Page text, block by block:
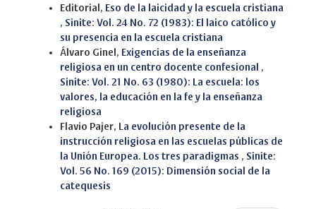
Editorial, Eso de la laicidad y la escuela cristiana
, Sinite: Vol. 24 No. 72 (1983): El laico católico y
su presencia en la escuela cristiana
Álvaro Ginel, Exigencias de la enseñanza
religiosa en un centro docente confesional ,
Sinite: Vol. 21 No. 63 (1980): La escuela: los
valores, la educación en la fe y la enseñanza
religiosa
Flavio Pajer, La evolución presente de la
instrucción religiosa en las escuelas públicas de
la Unión Europea. Los tres paradigmas , Sinite:
Vol. 56 No. 169 (2015): Dimensión social de la
catequesis